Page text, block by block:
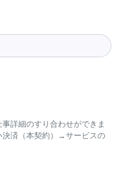
詳細のすり合わせができま
決済（本契約）→サービスの